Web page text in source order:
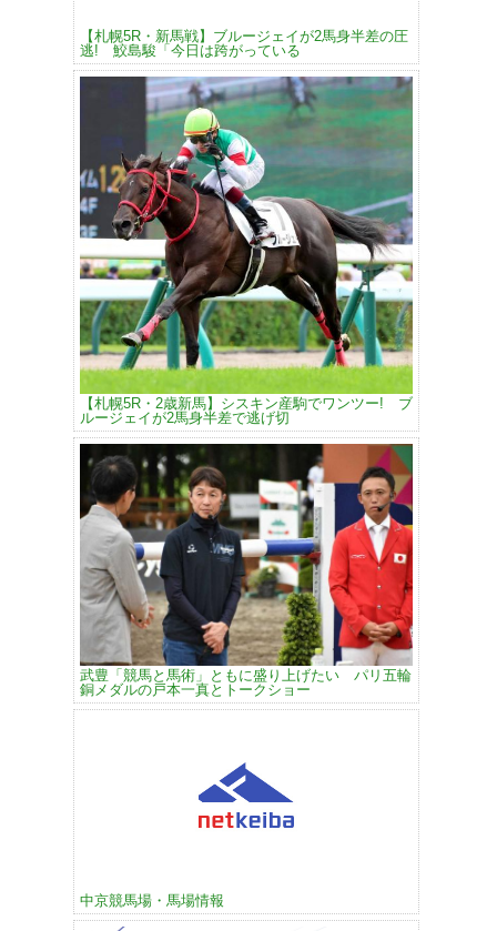
【札幌5R・新馬戦】ブルージェイが2馬身半差の圧
逃! 鮫島駿「今日は跨がっている
【札幌5R・2歳新馬】シスキン産駒でワンツー! ブ
ルージェイが2馬身半差で逃げ切
武豊「競馬と馬術」ともに盛り上げたい パリ五輪
銅メダルの戸本一真とトークショー
中京競馬場・馬場情報